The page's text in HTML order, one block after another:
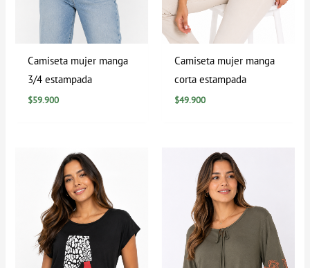
Camiseta mujer manga
3/4 estampada
$59.900
Camiseta mujer manga
corta estampada
$49.900